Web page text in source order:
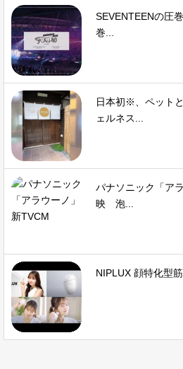
SEVENTEENの圧
巻...
日本初※、ペット
ェルネス...
パナソニック「ア
映 泡...
NIPLUX 顔特化型